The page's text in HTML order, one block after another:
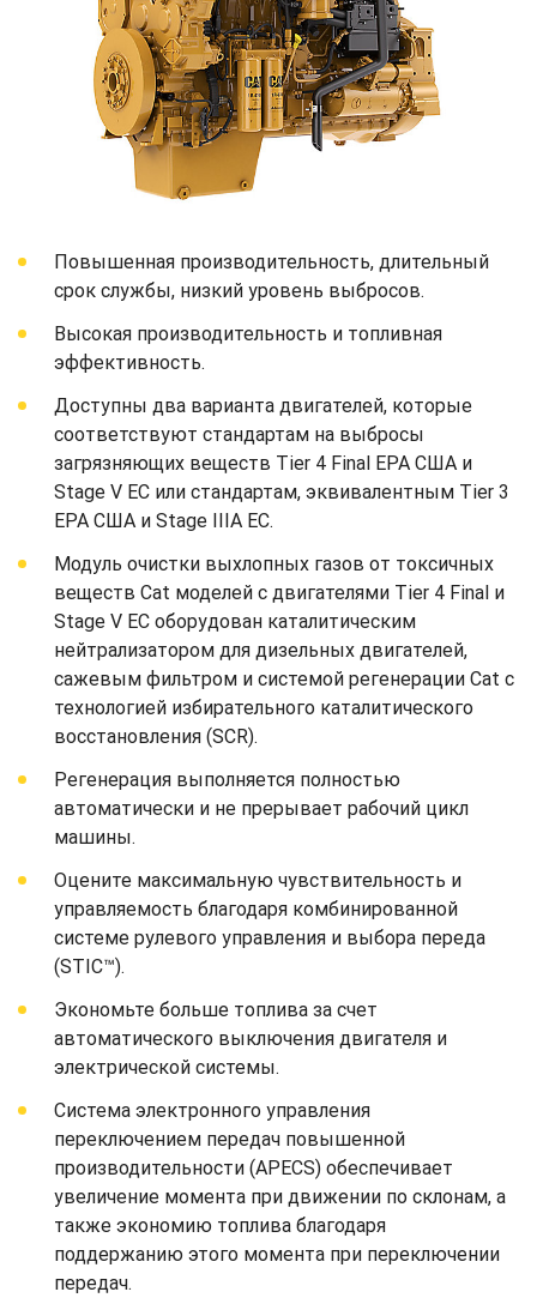
Повышенная производительность, длительный
срок службы, низкий уровень выбросов.
Высокая производительность и топливная
эффективность.
Доступны два варианта двигателей, которые
соответствуют стандартам на выбросы
загрязняющих веществ Tier 4 Final EPA США и
Stage V ЕС или стандартам, эквивалентным Tier 3
EPA США и Stage IIIA ЕС.
Модуль очистки выхлопных газов от токсичных
веществ Cat моделей с двигателями Tier 4 Final и
Stage V ЕС оборудован каталитическим
нейтрализатором для дизельных двигателей,
сажевым фильтром и системой регенерации Cat с
технологией избирательного каталитического
восстановления (SCR).
Регенерация выполняется полностью
автоматически и не прерывает рабочий цикл
машины.
Оцените максимальную чувствительность и
управляемость благодаря комбинированной
системе рулевого управления и выбора переда
(STIC™).
Экономьте больше топлива за счет
автоматического выключения двигателя и
электрической системы.
Система электронного управления
переключением передач повышенной
производительности (APECS) обеспечивает
увеличение момента при движении по склонам, а
также экономию топлива благодаря
поддержанию этого момента при переключении
передач.